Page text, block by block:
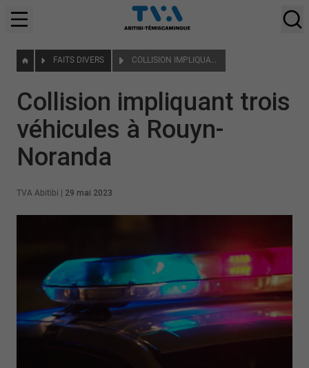
FAITS DIVERS COLLISION IMPLIQUANT TROIS VÉHICULES À ROUYN-NORANDA
Collision impliquant trois
véhicules à Rouyn-
Noranda
TVA Abitibi 29 mai 2023